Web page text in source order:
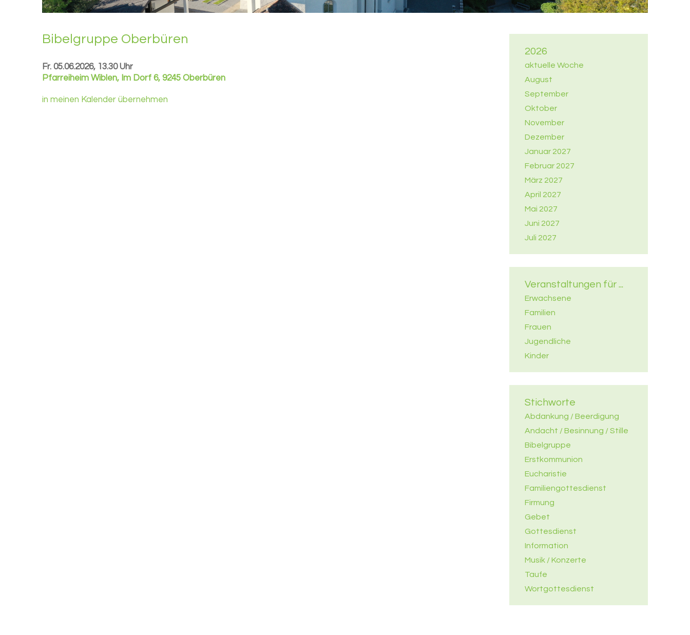
2026
aktuelle Woche
August
September
Oktober
November
Dezember
Januar 2027
Februar 2027
März 2027
April 2027
Mai 2027
Juni 2027
Juli 2027
Veranstaltungen für ...
Erwachsene
Familien
Frauen
Jugendliche
Kinder
Stichworte
Abdankung / Beerdigung
Andacht / Besinnung / Stille
Bibelgruppe
Erstkommunion
Eucharistie
Familiengottesdienst
Firmung
Gebet
Gottesdienst
Information
Musik / Konzerte
Taufe
Wortgottesdienst
Bi­bel­grup­pe Ober­bü­ren
Fr. 05.06.2026, 13.30 Uhr
Pfarreiheim Wiblen, Im Dorf 6, 9245 Oberbüren
in meinen Kalender übernehmen